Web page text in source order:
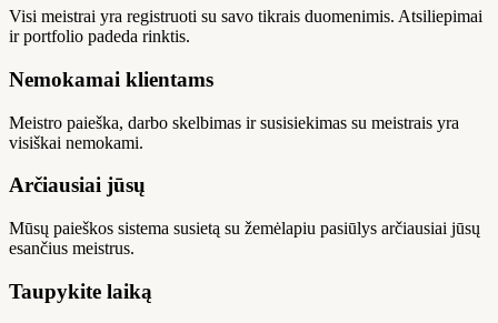
Visi meistrai yra registruoti su savo tikrais duomenimis. Atsiliepimai
ir portfolio padeda rinktis.
Nemokamai klientams
Meistro paieška, darbo skelbimas ir susisiekimas su meistrais yra
visiškai nemokami.
Arčiausiai jūsų
Mūsų paieškos sistema susietą su žemėlapiu pasiūlys arčiausiai jūsų
esančius meistrus.
Taupykite laiką